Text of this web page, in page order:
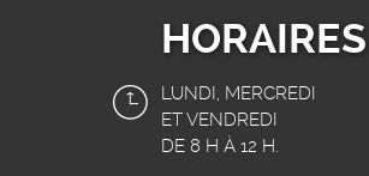
HORAIRES
LUNDI, MERCREDI
ET VENDREDI
DE 8 H À 12 H.